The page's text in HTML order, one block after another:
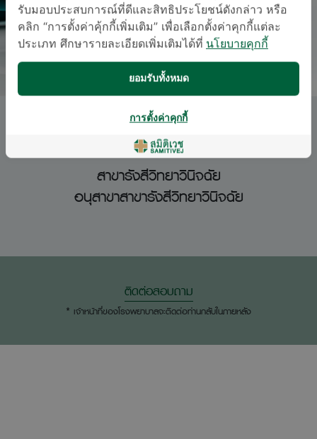
พญ. ปณิธิ เพิ่มศิริวาณิชย์
สาขารังสีวิทยาวินิจฉัย
อนุสาขาสาขารังสีวิทยาวินิจฉัย
ติดต่อสอบถาม
* เจ้าหน้าที่ของโรงพยาบาลจะติดต่อท่านกลับในภายหลัง
รับมอบประสบการณ์ที่ดีและสิทธิประโยชน์ดังกล่าว หรือ
คลิก “การตั้งค่าคุ้กกี้เพิ่มเติม” เพื่อเลือกตั้งค่าคุกกี้แต่ละ
ประเภท ศึกษารายละเอียดเพิ่มเติมได้ที่ นโยบายคุกกี้
ยอมรับทั้งหมด
การตั้งค่าคุกกี้